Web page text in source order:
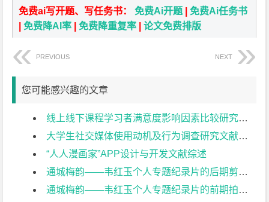
免费ai写开题、写任务书：免费Ai开题 |免费Ai任务书
|免费降AI率 |免费降重复率 |论文免费排版
PREVIOUS NEXT
您可能感兴趣的文章
线上线下课程学习者满意度影响因素比较研究文献综述
大学生社交媒体使用动机及行为调查研究文献综述
“人人漫画家”APP设计与开发文献综述
通城梅韵——韦红玉个人专题纪录片的后期剪辑文献综述
通城梅韵——韦红玉个人专题纪录片的前期拍摄文献综述